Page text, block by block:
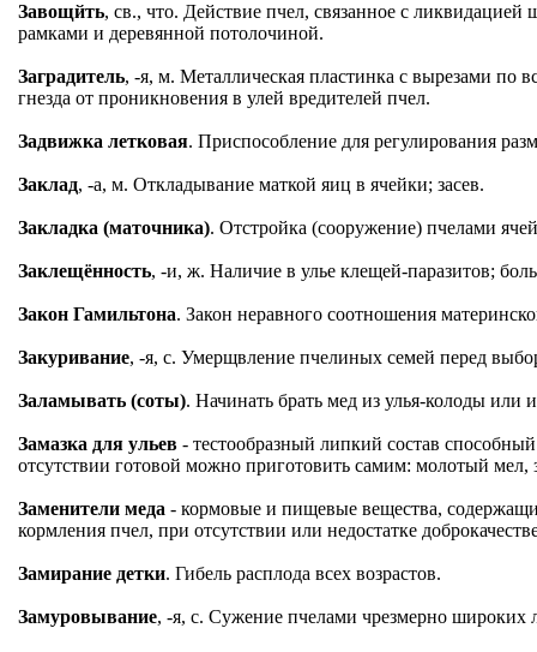
Завощйть, св., что. Действие пчел, связанное с
рамками и деревянной потолочиной.
Заградитель, -я, м. Металлическая пластинка с вырезами по
гнезда от проникновения в улей вредителей пчел.
Задвижка летковая. Приспособление для регулирования
Заклад, -а, м. Откладывание маткой яиц в ячейки; засев.
Закладка (маточника). Отстройка (сооружение) пчелами
Заклещённость, -и, ж. Наличие в улье клещей-паразитов;
Закон Гамильтона. Закон неравного соотношения
Закуривание, -я, с. Умерщвление пчелиных семей перед
Заламывать (соты). Начинать брать мед из улья-колоды или
Замазка для ульев - тестообразный липкий состав
отсутствии готовой можно приготовить самим: молотый мел,
Заменители меда - кормовые и пищевые вещества,
кормления пчел, при отсутствии или недостатке
Замирание детки. Гибель расплода всех возрастов.
Замуровывание, -я, с. Сужение пчелами чрезмерно широких